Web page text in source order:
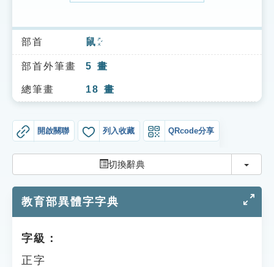
索引選單
知識索引
單字索引
貓頭鷹博士
部首 鼠 ㄕㄨˇ
部首外筆畫 5 畫
總筆畫 18 畫
開啟關聯 列入收藏 QRcode分享
切換辭典 切換
教育部異體字字典
字級：
正字